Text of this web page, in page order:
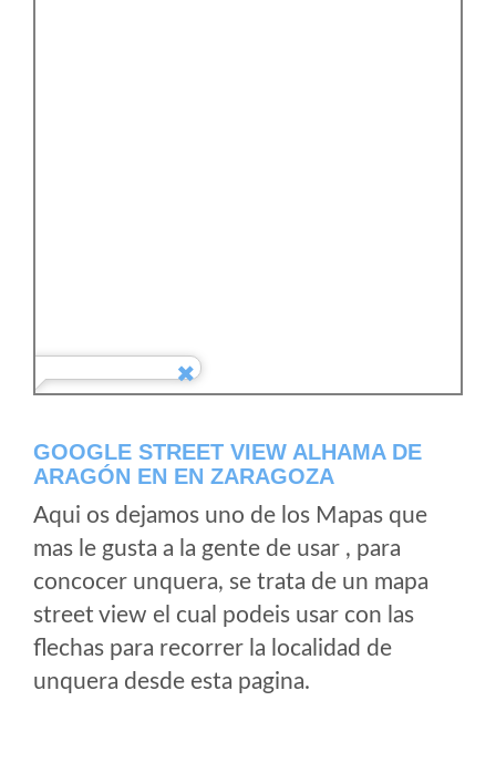
GOOGLE STREET VIEW ALHAMA DE
ARAGÓN EN EN ZARAGOZA
Aqui os dejamos uno de los Mapas que
mas le gusta a la gente de usar , para
concocer unquera, se trata de un mapa
street view el cual podeis usar con las
flechas para recorrer la localidad de
unquera desde esta pagina.